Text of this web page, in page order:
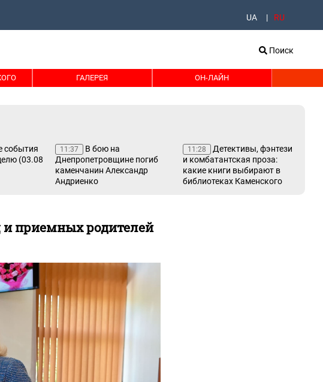
UA RU
Поиск
ГАЛЕРЕЯ ОН-ЛАЙН
события
(03.08
11:37
В бою на
Днепропетровщине погиб
каменчанин Александр
Андриенко
11:28
Детективы, фэнтези
и комбатантская проза:
какие книги выбирают в
библиотеках Каменского
приемных родителей